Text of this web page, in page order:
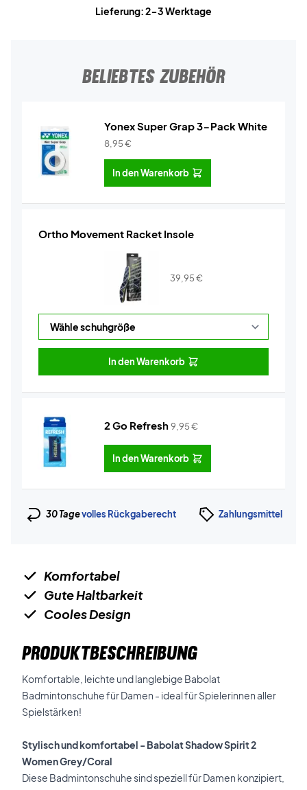
Lieferung: 2-3 Werktage
BELIEBTES ZUBEHÖR
Yonex Super Grap 3-Pack White
8,95€
In den Warenkorb
Ortho Movement Racket Insole
39,95€
In den Warenkorb
2 Go Refresh9,95€
In den Warenkorb
30 Tagevolles Rückgaberecht Zahlungsmittel
Komfortabel
Gute Haltbarkeit
Cooles Design
PRODUKTBESCHREIBUNG
Komfortable, leichte und langlebige Babolat
Badmintonschuhe für Damen - ideal für Spielerinnen aller
Spielstärken!
Stylisch und komfortabel - Babolat Shadow Spirit 2
Women Grey/Coral
Diese Badmintonschuhe sind speziell für Damen konzipiert,